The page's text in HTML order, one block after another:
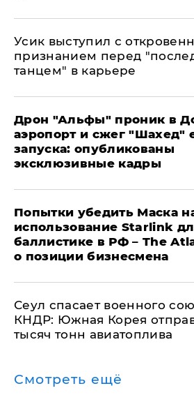
Усик выступил с
признанием перед
танцем" в карьере
Дрон "Альфы" проник в
аэропорт и сжег "Шахед"
запуска: опубликованы
эксклюзивные кадры
Попытки убедить Маска
использование Starlink
баллистике в РФ – The
о позиции бизнесмена
​Сеул спасает военного
КНДР: Южная Корея
тысяч тонн авиатоплива
Смотреть ещё